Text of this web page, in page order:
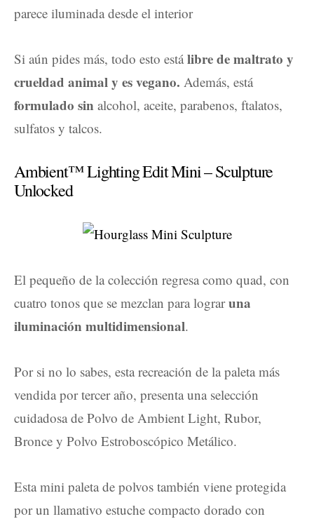
parece iluminada desde el interior
Si aún pides más, todo esto está libre de maltrato y
crueldad animal y es vegano. Además, está
formulado sin alcohol, aceite, parabenos, ftalatos,
sulfatos y talcos.
Ambient™ Lighting Edit Mini – Sculpture
Unlocked
El pequeño de la colección regresa como quad, con
cuatro tonos que se mezclan para lograruna
iluminación multidimensional.
Por si no lo sabes, esta recreación de la paleta más
vendida por tercer año, presenta una selección
cuidadosa de Polvo de Ambient Light, Rubor,
Bronce y Polvo Estroboscópico Metálico.
Esta mini paleta de polvos también viene protegida
por un llamativo estuche compacto dorado con